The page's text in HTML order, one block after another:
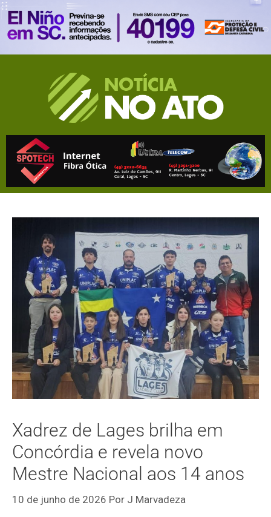
Xadrez de Lages brilha em
Concórdia e revela novo
Mestre Nacional aos 14 anos
10 de junho de 2026 Por J Marvadeza